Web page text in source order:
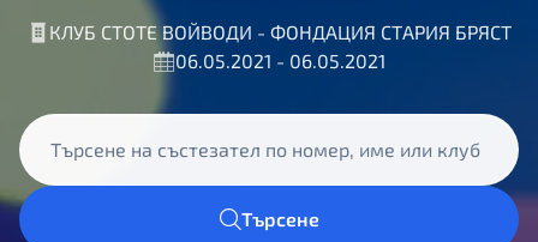
КЛУБ СТОТЕ ВОЙВОДИ - ФОНДАЦИЯ СТАРИЯ БРЯСТ
06.05.2021 - 06.05.2021
Търсене